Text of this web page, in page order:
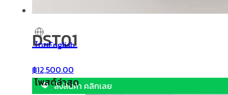
English
ไทย
โพสต์ล่าสุด
DST01
฿12,500.00
สั่งสินค้า คลิกเลย